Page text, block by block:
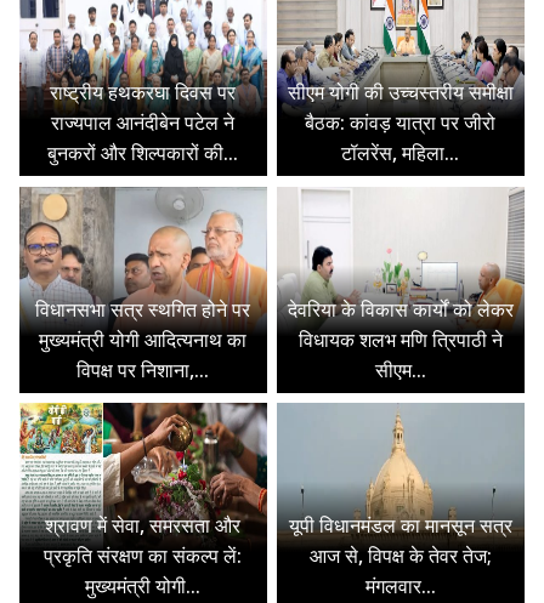
राष्ट्रीय हथकरघा दिवस पर
राज्यपाल आनंदीबेन पटेल ने
बुनकरों और शिल्पकारों की...
सीएम योगी की उच्चस्तरीय समीक्षा
बैठक: कांवड़ यात्रा पर जीरो
टॉलरेंस, महिला...
विधानसभा सत्र स्थगित होने पर
मुख्यमंत्री योगी आदित्यनाथ का
विपक्ष पर निशाना,...
देवरिया के विकास कार्यों को लेकर
विधायक शलभ मणि त्रिपाठी ने
सीएम...
श्रावण में सेवा, समरसता और
प्रकृति संरक्षण का संकल्प लें:
मुख्यमंत्री योगी...
यूपी विधानमंडल का मानसून सत्र
आज से, विपक्ष के तेवर तेज;
मंगलवार...